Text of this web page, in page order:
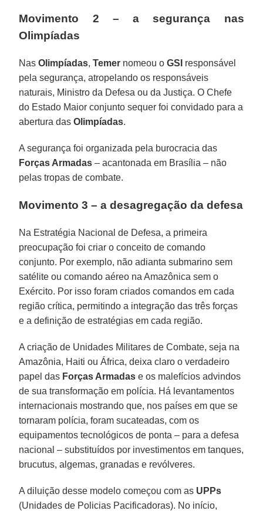
Movimento 2 – a segurança nas
Olimpíadas
NasOlimpíadas,Temer nomeou oGSI responsável
pela segurança, atropelando os responsáveis
naturais, Ministro da Defesa ou da Justiça. O Chefe
do Estado Maior conjunto sequer foi convidado para a
abertura dasOlimpíadas.
A segurança foi organizada pela burocracia das
Forças Armadas – acantonada em Brasília – não
pelas tropas de combate.
Movimento 3 – a desagregação da defesa
Na Estratégia Nacional de Defesa, a primeira
preocupação foi criar o conceito de comando
conjunto. Por exemplo, não adianta submarino sem
satélite ou comando aéreo na Amazônica sem o
Exército. Por isso foram criados comandos em cada
região crítica, permitindo a integração das três forças
e a definição de estratégias em cada região.
A criação de Unidades Militares de Combate, seja na
Amazônia, Haiti ou África, deixa claro o verdadeiro
papel das Forças Armadas e os malefícios advindos
de sua transformação em polícia. Há levantamentos
internacionais mostrando que, nos países em que se
tornaram polícia, foram sucateadas, com os
equipamentos tecnológicos de ponta – para a defesa
nacional – substituídos por investimentos em tanques,
brucutus, algemas, granadas e revólveres.
A diluição desse modelo começou com as UPPs
(Unidades de Policias Pacificadoras). No início,